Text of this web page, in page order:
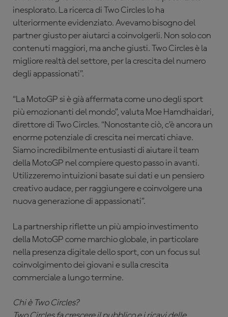
inesplorato. La ricerca di Two Circles lo ha
ulteriormente evidenziato. Avevamo bisogno del
partner giusto per aiutarci a coinvolgerli. Non solo con
contenuti maggiori, ma anche giusti. Two Circles è la
migliore realtà del settore, per la crescita del numero
degli appassionati”.
“La MotoGP si è già affermata come uno degli sport
più emozionanti del mondo”, valuta Moe Hamdhaidari,
direttore di Two Circles. “Nonostante ciò, c’è ancora un
enorme potenziale di crescita nei mercati chiave.
Siamo incredibilmente entusiasti di aiutare il team
della MotoGP nel compiere questo passo in avanti.
Utilizzeremo intuizioni basate sui dati e un pensiero
creativo audace, per raggiungere e coinvolgere una
nuova generazione di appassionati”.
La partnership riflette un più ampio investimento
della MotoGP come marchio globale, in particolare
nella presenza digitale dello sport, con un focus sul
coinvolgimento dei giovani e sulla crescita
commerciale a lungo termine.
Chi è Two Circles?